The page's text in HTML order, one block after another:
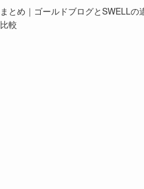
まとめ｜ゴールドブログとSWELLの
比較